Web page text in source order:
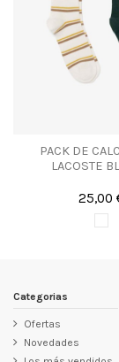
PACK DE
LACOSTE
25,00
Categorias
Ofertas
Novedades